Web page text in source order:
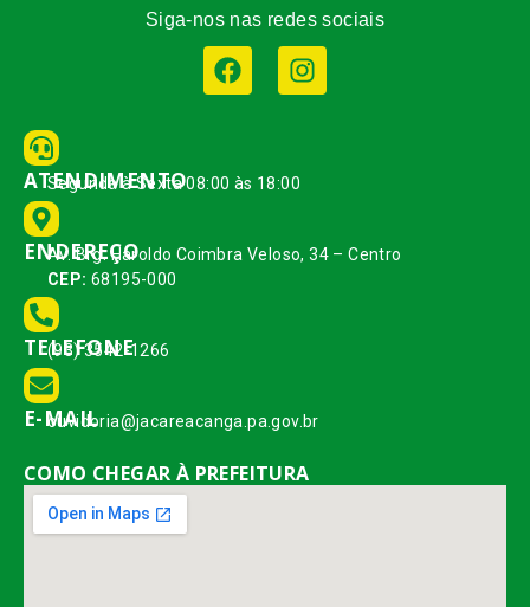
Siga-nos nas redes sociais
ATENDIMENTO
Segunda à Sexta 08:00 às 18:00
ENDEREÇO
Av. Brg. Haroldo Coimbra Veloso, 34 – Centro
CEP: 68195-000
TELEFONE
(93) 3542-1266
E-MAIL
ouvidoria@jacareacanga.pa.gov.br
COMO CHEGAR À PREFEITURA